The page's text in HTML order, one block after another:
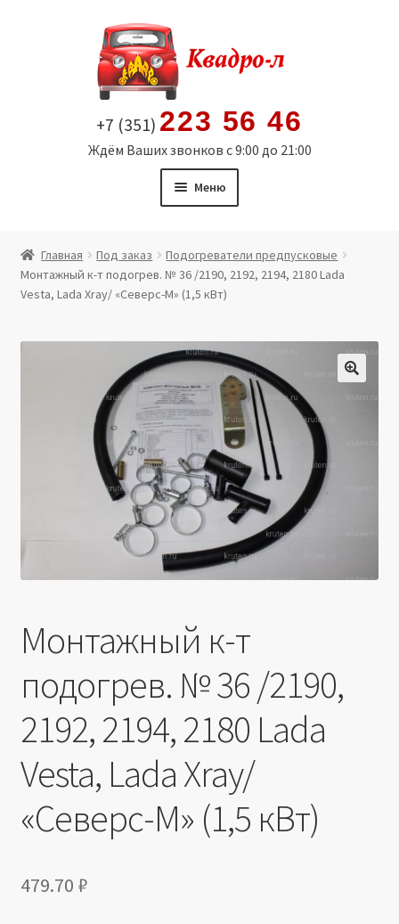
содержимому
+7 (351) 223 56 46
Ждём Ваших звонков с 9:00 до 21:00
Меню
Витрина
Политика в отношении обработки персональных
Производители
Юридические данные
Главная Под заказ
Подогреватели предпусковые
Монтажный к-т подогрев. № 36 /2190, 2192, 2194, 2180 Lada
Vesta, Lada Xray/ «Северс-М» (1,5 кВт)
🔍
Монтажный к-т
подогрев. № 36 /2190,
2192, 2194, 2180 Lada
Vesta, Lada Xray/
«Северс-М» (1,5 кВт)
479.70 ₽